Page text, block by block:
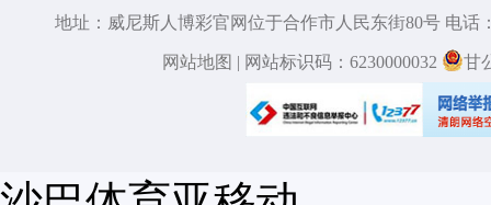
地址：威尼斯人博彩官网位于合作市人民东街80号 电话
网站地图 | 网站标识码：6230000032 甘